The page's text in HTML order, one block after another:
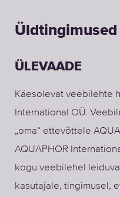
Üldtingimused
ÜLEVAADE
Käesolevat veebilehte
International OÜ.
„oma“ ettevõttele
AQUAPHOR
kogu veebilehel
kasutajale, tingimusel,